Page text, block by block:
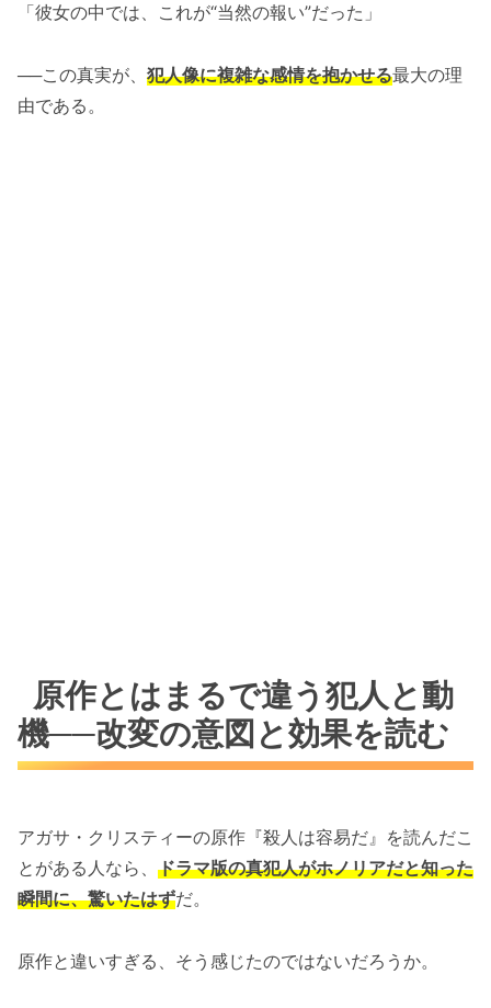
「彼女の中では、これが“当然の報い”だった」
──この真実が、 犯人像に複雑な感情を抱かせる最大の理
由である。
原作とはまるで違う犯人と動
機──改変の意図と効果を読む
アガサ・クリスティーの原作『殺人は容易だ』を読んだこ
とがある人なら、 ドラマ版の真犯人がホノリアだと知った
瞬間に、驚いたはずだ。
原作と違いすぎる、そう感じたのではないだろうか。